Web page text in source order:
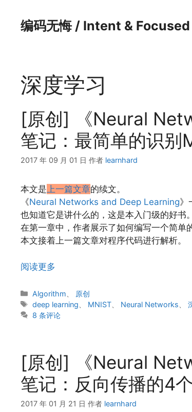
编码无悔 / Intent & Focused
深度学习
[原创] 《Neural
笔记：最简单的识别
2017 年 09 月 01 日 作者 learnhard
本文是上一篇文章的续文。
《Neural Networks and Deep Learning》
也知道它是讲什么的，这是本入门级的好书。
在第一章中，作者展示了如何编写一个简单
本文接着上一篇文章对程序代码进行解析。
阅读更多
分
类
Algorithm
原创
标
签
deep learning MNIST Neural Networks 、
8 条评论
[原创] 《Neural
笔记：反向传播的4
2017 年 01 月 21 日 作者 learnhard